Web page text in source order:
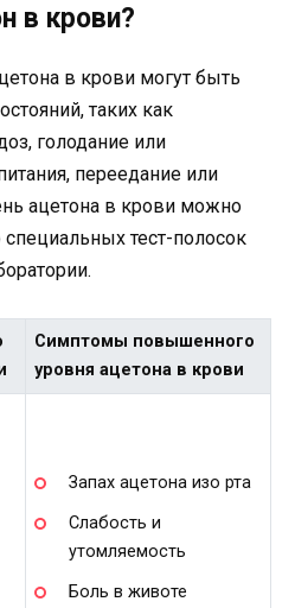
в крови?
в крови могут быть
таких как
голодание или
переедание или
ацетона в крови можно
тест-полосок
Симптомы повышенного
уровня ацетона в крови
Запах ацетона изо рта
Слабость и
утомляемость
Боль в животе